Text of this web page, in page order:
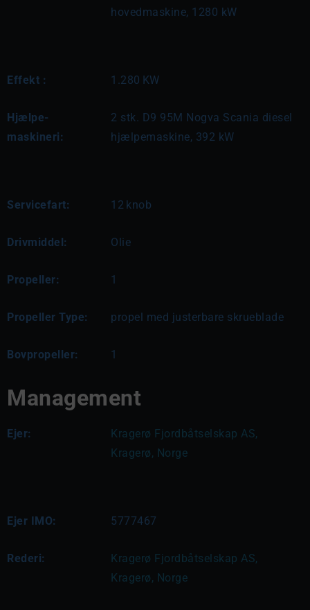
hovedmaskine, 1280 kW
Effekt : 1.280 KW
Hjælpe-
maskineri:
2 stk. D9 95M Nogva Scania diesel
hjælpemaskine, 392 kW
Servicefart: 12 knob
Drivmiddel: Olie
Propeller: 1
Propeller Type: propel med justerbare skrueblade
Bovpropeller: 1
Management
Ejer:
Kragerø Fjordbåtselskap AS,
Kragerø, Norge
Ejer IMO: 5777467
Rederi:
Kragerø Fjordbåtselskap AS,
Kragerø, Norge